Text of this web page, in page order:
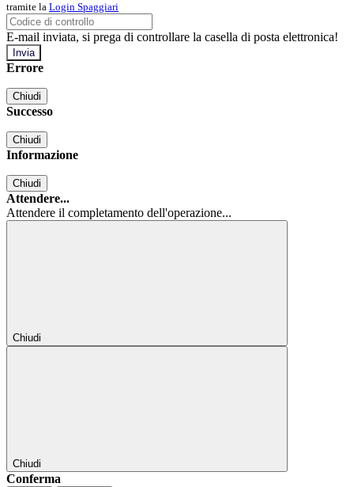
tramite la Login Spaggiari
E-mail inviata, si prega di controllare la casella di posta elettronica!
Errore
Chiudi
Successo
Chiudi
Informazione
Chiudi
Attendere...
Attendere il completamento dell'operazione...
Chiudi
Chiudi
Conferma